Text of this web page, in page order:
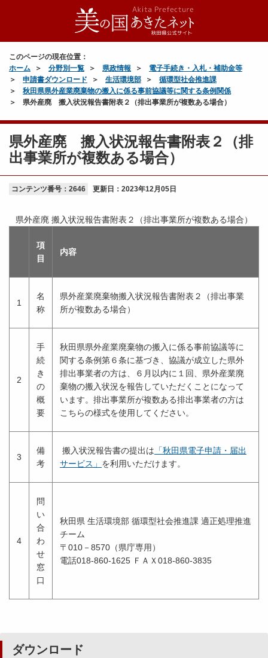
このページの現在位置：
ホーム
分野別一覧 県政情報
電子手続き・入札・補助金等
申請書ダウンロード
生活環境部
循環型社会推進課
秋田県県外産業廃棄物の搬入に係る事前協議等に関する条例関係
県外産廃 搬入状況報告書附表２（排出事業所が複数ある場合）
県外産廃 搬入状況報告書附表２（排
出事業所が複数ある場合）
コンテンツ番号：2646 更新日： 2023年12月05日
項
目
内容
県外産廃 搬入状況報告書附表２（排出事業所が複数ある場合）
1
名
称
県外産業廃棄物搬入状況報告書附表２（排出事業
所が複数ある場合）
2
手
続
き
の
概
要
秋田県県外産業廃棄物の搬入に係る事前協議等に
関する条例第６条に基づき、協議が成立した県外
排出事業者の方は、６月以内に１回、県外産業廃
棄物の搬入状況を報告していただくことになって
います。排出事業所が複数ある排出事業者の方は
こちらの様式を使用してください。
3
備
考
搬入状況報告書の提出は 「秋田県電子申請・届出
サービス」 を利用いただけます。
4
問
い
合
わ
せ
窓
口
秋田県 生活環境部 循環型社会推進課 適正処理推進
チーム
〒010－8570（県庁専用）
電話018-860-1625 ＦＡＸ018-860-3835
ダウンロード